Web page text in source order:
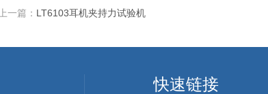
上一篇： LT6103耳机夹持力试验机
快速链接